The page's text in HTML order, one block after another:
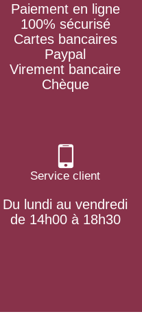
Paiement en ligne
100% sécurisé
Cartes bancaires
Paypal
Virement bancaire
Chèque
Service client
Du lundi au vendredi
de 14h00 à 18h30